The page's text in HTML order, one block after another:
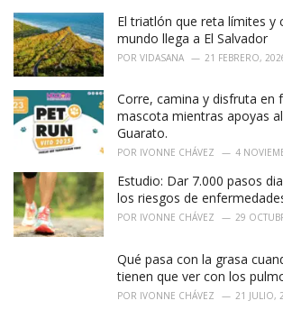
El triatlón que reta límites y
mundo llega a El Salvador
POR VIDASANA 21 FEBRERO,
Corre, camina y disfruta en
mascota mientras apoyas
Guarato.
POR IVONNE CHÁVEZ 4
Estudio: Dar 7.000 pasos
los riesgos de
POR IVONNE CHÁVEZ 29
Qué pasa con la grasa
tienen que ver con los
POR IVONNE CHÁVEZ 21 JULIO,